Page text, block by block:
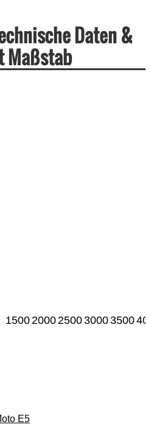
Daten &
Maßstab
15002000250030003500
E5